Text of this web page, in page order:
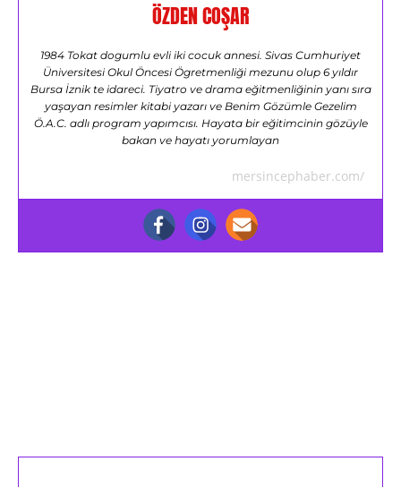
ÖZDEN COŞAR
1984 Tokat dogumlu evli iki cocuk annesi. Sivas Cumhuriyet
Üniversitesi Okul Öncesi Ögretmenliği mezunu olup 6 yıldır
Bursa İznik te idareci. Tiyatro ve drama eğitmenliğinin yanı sıra
yaşayan resimler kitabi yazarı ve Benim Gözümle Gezelim
Ö.A.C. adlı program yapımcısı. Hayata bir eğitimcinin gözüyle
bakan ve hayatı yorumlayan
mersincephaber.com/